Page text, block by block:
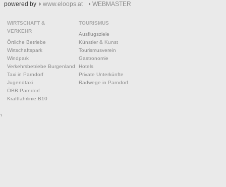
powered by www.eloops.at WEBMASTER
WIRTSCHAFT &
VERKEHR
Örtliche Betriebe
Wirtschaftspark
Windpark
Verkehrsbetriebe Burgenland
Taxi in Parndorf
Jugendtaxi
ÖBB Parndorf
Kraftfahrlinie B10
TOURISMUS
Ausflugsziele
Künstler & Kunst
Tourismusverein
Gastronomie
Hotels
Private Unterkünfte
Radwege in Parndorf